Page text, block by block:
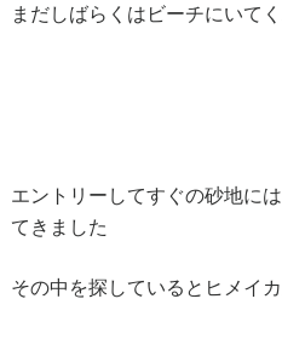
まだしばらくはビーチにいて
エントリーしてすぐの砂地に
てきました
その中を探しているとヒメイ